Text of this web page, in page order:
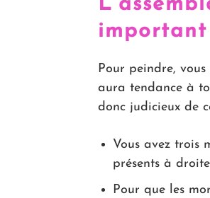
important
Pour peindre,
aura tendance à
donc judicieux de
Vous avez trois
présents à
Pour que les